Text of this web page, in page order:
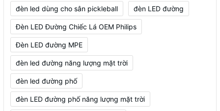
đèn led dùng cho sân pickleball đèn LED đường
Đèn LED Đường Chiếc Lá OEM Philips
Đèn LED đường MPE
đèn led đường năng lượng mặt trời
đèn led đường phố
đèn LED đường phố năng lượng mặt trời